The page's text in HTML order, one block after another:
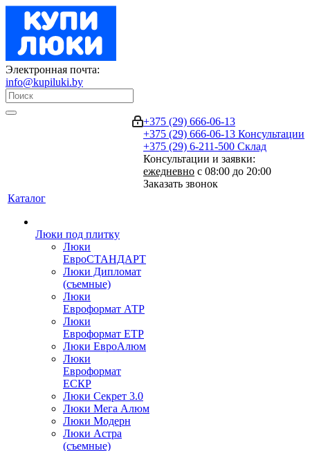
Электронная почта:
info@kupiluki.by
+375 (29) 666-06-13
+375 (29) 666-06-13 Консультации
+375 (29) 6-211-500 Склад
Консультации и заявки:
ежедневно с 08:00 до 20:00
Заказать звонок
Каталог
Люки под плитку
Люки
ЕвроСТАНДАРТ
Люки Дипломат
(съемные)
Люки
Евроформат АТР
Люки
Евроформат ЕТР
Люки ЕвроАлюм
Люки
Евроформат
ЕСКР
Люки Секрет 3.0
Люки Мега Алюм
Люки Модерн
Люки Астра
(съемные)